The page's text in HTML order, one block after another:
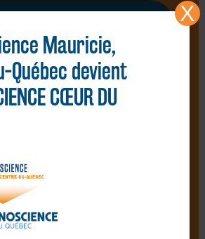
(terminé)
de 9h à 15h
: 10h30 à 11h30 / 12h15
de prix : 14h30 à 15h
Mauricie,
Québec devient
CŒUR DU
X